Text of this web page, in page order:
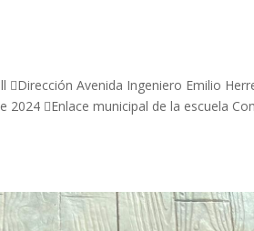
Dirección Avenida Ingeniero Emilio
Enlace municipal de la escuela